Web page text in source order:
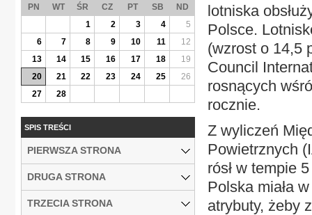
lotniska
Polsce.
(wzrost o 14,5
Council
rosnących
rocznie.
Z wyliczeń
Powietrznych
rósł w tempie
Polska miała
atrybuty, żeby
PN WT ŚR CZ PT SB
ND
1
2 3 4
5
6
7 8 9 10 11
12
13
14 15 16 17 18
19
20
21 22 23 24 25
26
27
28
SPIS TREŚCI
PIERWSZA STRONA
DRUGA STRONA
TRZECIA STRONA